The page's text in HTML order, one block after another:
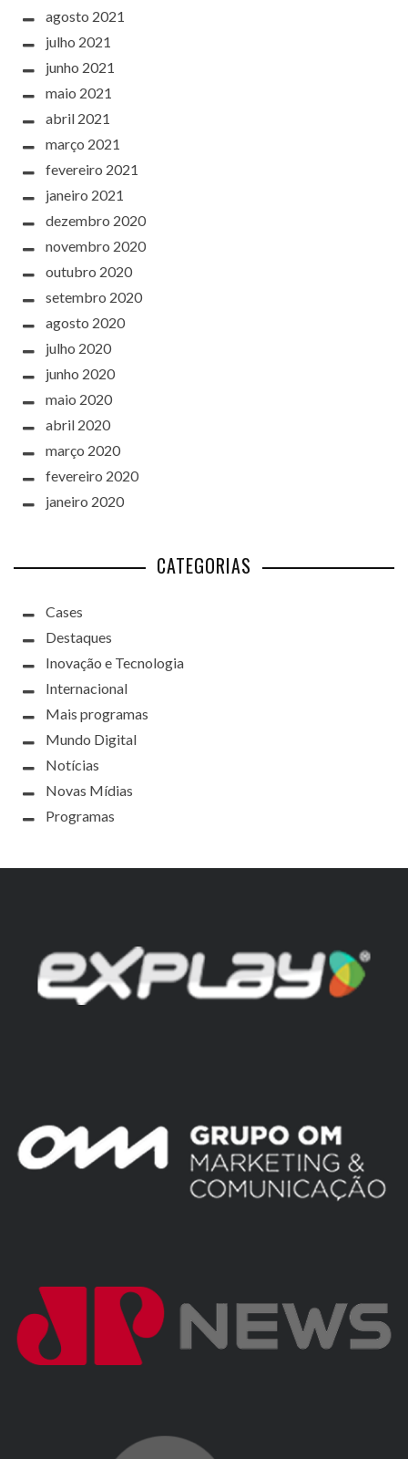
agosto 2021
julho 2021
junho 2021
maio 2021
abril 2021
março 2021
fevereiro 2021
janeiro 2021
dezembro 2020
novembro 2020
outubro 2020
setembro 2020
agosto 2020
julho 2020
junho 2020
maio 2020
abril 2020
março 2020
fevereiro 2020
janeiro 2020
CATEGORIAS
Cases
Destaques
Inovação e Tecnologia
Internacional
Mais programas
Mundo Digital
Notícias
Novas Mídias
Programas